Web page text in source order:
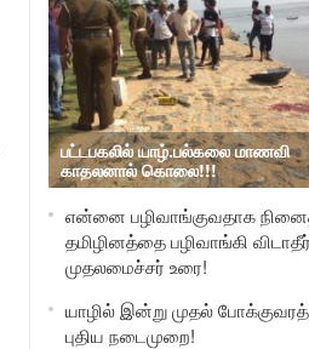
பட்டபகலில் யாழ்.பல்கலை மாணவி
காதலனால் கொலை!!!
என்னை பழிவாங்குவதாக
தமிழினத்தை பழிவாங்கி
முதலமைச்சர் உரை!
யாழில் இன்று முதல்
புதிய நடைமுறை!